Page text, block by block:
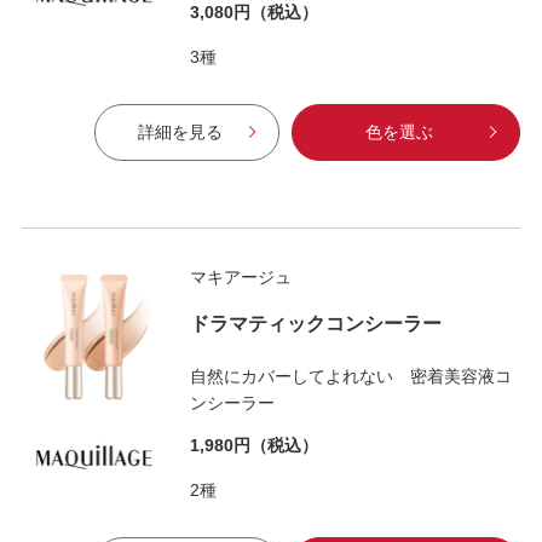
3,080円 （税込）
3種
詳細を見る 色を選ぶ
マキアージュ
ドラマティックコンシーラー
自然にカバーしてよれない 密着美容液コ
ンシーラー
1,980円 （税込）
2種